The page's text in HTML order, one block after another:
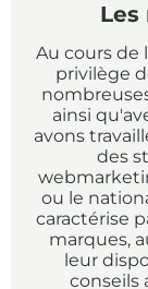
Les
Au cours de
privilège
ainsi
avons
des
ou le
caractérise
marques,
leur
conseils